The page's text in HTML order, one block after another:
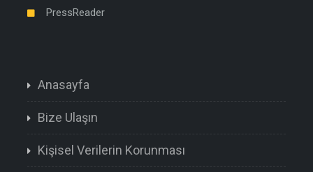
PressReader
Anasayfa
Bize Ulaşın
Kişisel Verilerin Korunması